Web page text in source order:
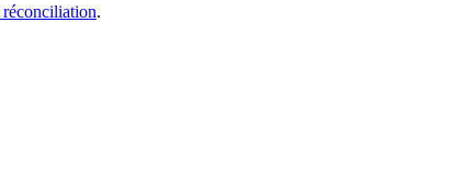
réconciliation.